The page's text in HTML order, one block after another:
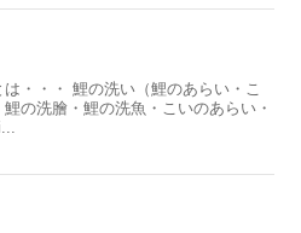
・・・ 鯉の洗い（鯉のあらい・こ
鯉の洗膾・鯉の洗魚・こいのあらい・